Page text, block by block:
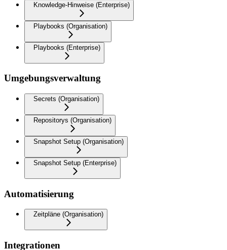
Knowledge-Hinweise (Enterprise)
Playbooks (Organisation)
Playbooks (Enterprise)
Umgebungsverwaltung
Secrets (Organisation)
Repositorys (Organisation)
Snapshot Setup (Organisation)
Snapshot Setup (Enterprise)
Automatisierung
Zeitpläne (Organisation)
Integrationen